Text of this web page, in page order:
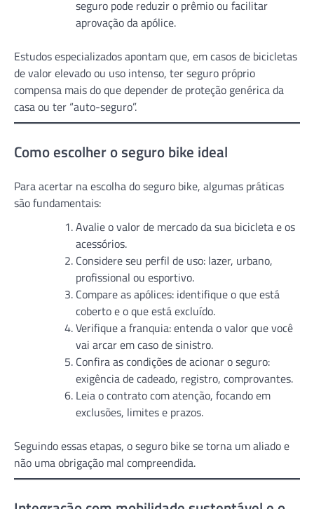
seguro pode reduzir o prêmio ou facilitar
aprovação da apólice.
Estudos especializados apontam que, em casos de bicicletas
de valor elevado ou uso intenso, ter seguro próprio
compensa mais do que depender de proteção genérica da
casa ou ter “auto-seguro”.
Como escolher o seguro bike ideal
Para acertar na escolha do seguro bike, algumas práticas
são fundamentais:
Avalie o valor de mercado da sua bicicleta e os
acessórios.
Considere seu perfil de uso: lazer, urbano,
profissional ou esportivo.
Compare as apólices: identifique o que está
coberto e o que está excluído.
Verifique a franquia: entenda o valor que você
vai arcar em caso de sinistro.
Confira as condições de acionar o seguro:
exigência de cadeado, registro, comprovantes.
Leia o contrato com atenção, focando em
exclusões, limites e prazos.
Seguindo essas etapas, o seguro bike se torna um aliado e
não uma obrigação mal compreendida.